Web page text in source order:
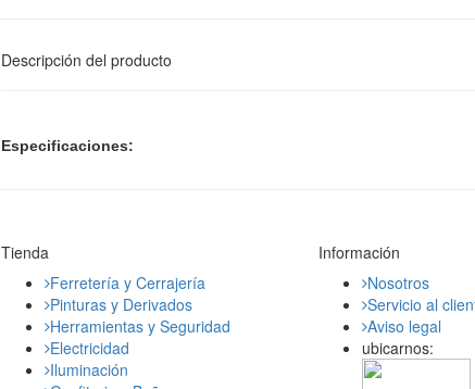
Descripción del producto
Especificaciones:
Tienda
Ferretería y Cerrajería
Pinturas y Derivados
Herramientas y Seguridad
Electricidad
Iluminación
Información
Nosotros
Servicio al
Aviso legal
ubicarnos: